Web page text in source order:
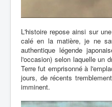
L'histoire repose ainsi sur
calé en la matière, je ne
authentique légende
l'occasion) selon laquelle un
Terre fut emprisonné à
jours, de récents
imminent.